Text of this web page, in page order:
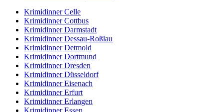
Krimidinner Celle
Krimidinner Cottbus
Krimidinner Darmstadt
Krimidinner Dessau-Roßlau
Krimidinner Detmold
Krimidinner Dortmund
Krimidinner Dresden
Krimidinner Düsseldorf
Krimidinner Eisenach
Krimidinner Erfurt
Krimidinner Erlangen